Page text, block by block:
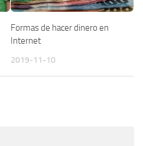
Formas de hacer dinero en
Internet
2019-11-10